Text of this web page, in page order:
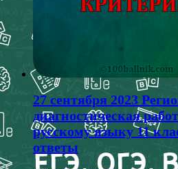
27 сентября 2023
диагностическая
русскому языку 11
ответы